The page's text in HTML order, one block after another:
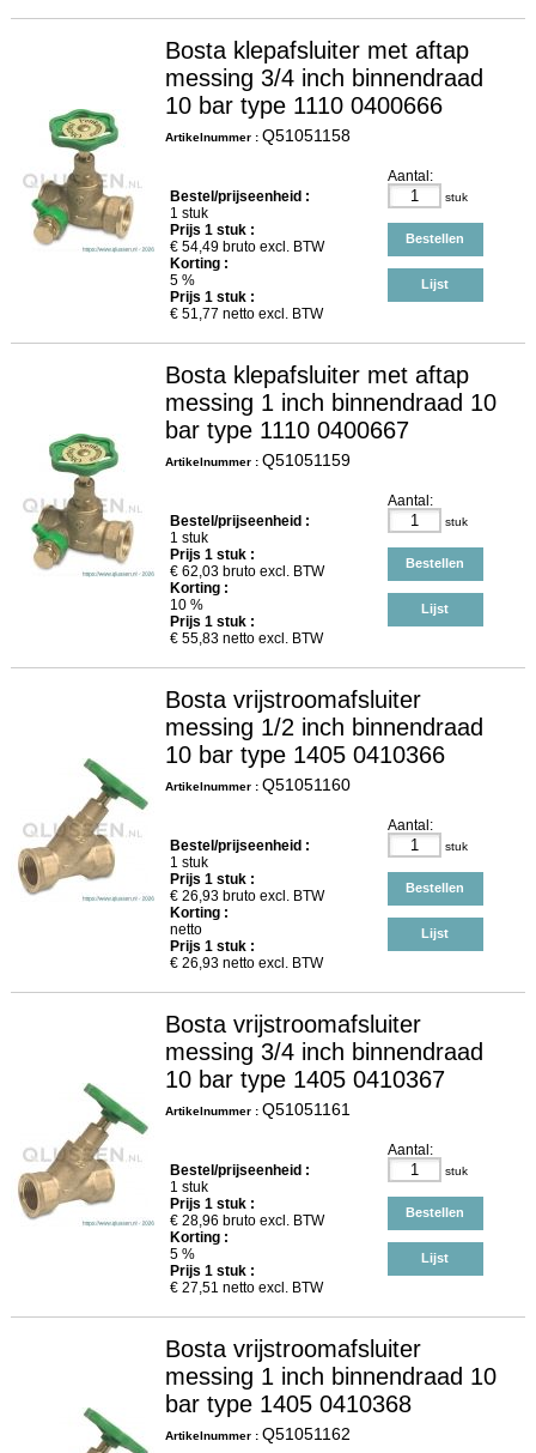
Bosta klepafsluiter met aftap
messing 3/4 inch binnendraad
10 bar type 1110 0400666
Artikelnummer : Q51051158
Bestel/prijseenheid :
1 stuk
Prijs 1stuk :
€ 54,49bruto excl. BTW
Korting :
5 %
Prijs 1stuk :
€ 51,77 netto excl. BTW
Aantal:
stuk
Bestellen
Lijst
Bosta klepafsluiter met aftap
messing 1 inch binnendraad 10
bar type 1110 0400667
Artikelnummer : Q51051159
Bestel/prijseenheid :
1 stuk
Prijs 1stuk :
€ 62,03bruto excl. BTW
Korting :
10 %
Prijs 1stuk :
€ 55,83netto excl. BTW
Aantal:
stuk
Bestellen
Lijst
Bosta vrijstroomafsluiter
messing 1/2 inch binnendraad
10 bar type 1405 0410366
Artikelnummer : Q51051160
Bestel/prijseenheid :
1 stuk
Prijs 1stuk :
€ 26,93bruto excl. BTW
Korting :
netto
Prijs 1stuk :
€ 26,93netto excl. BTW
Aantal:
stuk
Bestellen
Lijst
Bosta vrijstroomafsluiter
messing 3/4 inch binnendraad
10 bar type 1405 0410367
Artikelnummer : Q51051161
Bestel/prijseenheid :
1 stuk
Prijs 1stuk :
€ 28,96 bruto excl. BTW
Korting :
5 %
Prijs 1stuk :
€ 27,51 netto excl. BTW
Aantal:
stuk
Bestellen
Lijst
Bosta vrijstroomafsluiter
messing 1 inch binnendraad 10
bar type 1405 0410368
Artikelnummer : Q51051162